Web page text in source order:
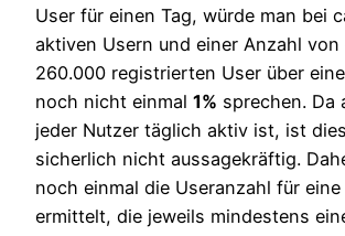
User für einen Tag, würde man bei
aktiven Usern und einer Anzahl
260.000 registrierten User über
noch nicht einmal 1% sprechen. Da
jeder Nutzer täglich aktiv ist, ist
sicherlich nicht aussagekräftig.
noch einmal die Useranzahl für eine
ermittelt, die jeweils mindestens